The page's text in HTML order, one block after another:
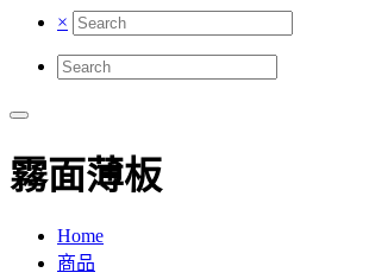
×
霧面薄板
Home
商品